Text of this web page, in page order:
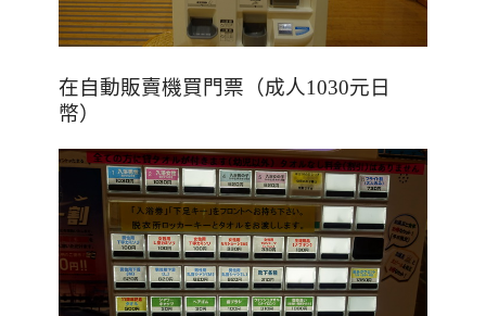
在自動販賣機買門票（成人1030元日
幣）